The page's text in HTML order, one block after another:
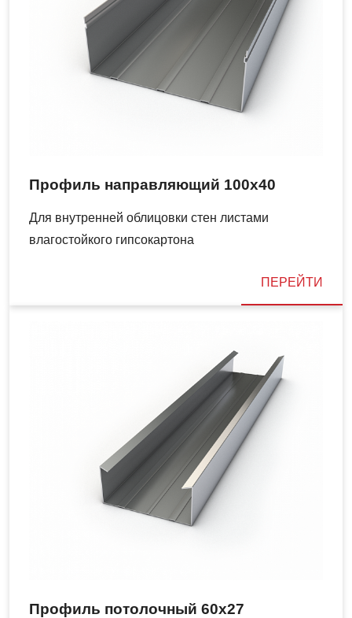
Профиль направляющий 100х40
Для внутренней облицовки стен листами
влагостойкого гипсокартона
ПЕРЕЙТИ
Профиль потолочный 60х27